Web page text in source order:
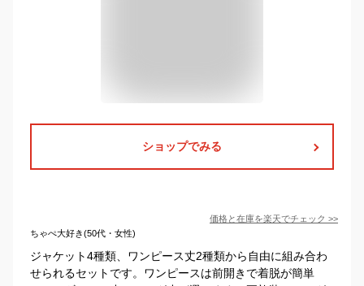
ショップでみる
価格と在庫を楽天でチェック >>
ちゃぺ大好き(50代・女性)
ジャケット4種類、ワンピース丈2種類から自由に組み合わ
せられるセットです。ワンピースは前開きで着脱が簡単